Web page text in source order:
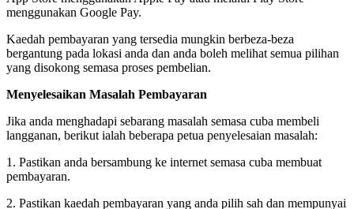
menggunakan Google Pay.
Kaedah pembayaran yang tersedia mungkin berbeza-beza
bergantung pada lokasi anda dan anda boleh melihat semua pilihan
yang disokong semasa proses pembelian.
Menyelesaikan Masalah Pembayaran
Jika anda menghadapi sebarang masalah semasa cuba membeli
langganan, berikut ialah beberapa petua penyelesaian masalah:
1. Pastikan anda bersambung ke internet semasa cuba membuat
pembayaran.
2. Pastikan kaedah pembayaran yang anda pilih sah dan mempunyai